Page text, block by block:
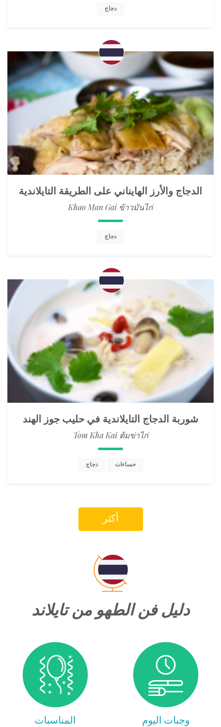
دجاج
الدجاج والأرز الهايناني على الطريقة التايلاندية
Khao Man Gai ข้าวมันไก่
دجاج
شوربة الدجاج التايلاندية في حليب جوز الهند
Tom Kha Kai ต้มข่าไก่
حساءات دجاج
أكثر
دليل فن الطهو من تايلاند
وجبات اليوم المناسبات